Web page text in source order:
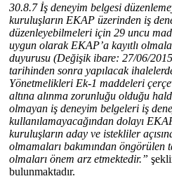
30.8.7 İş deneyim belgesi
kuruluşların EKAP üzerinden iş
düzenleyebilmeleri için 29 uncu
uygun olarak EKAP’a kayıtlı
duyurusu (Değişik ibare: 27/06/
tarihinden sonra yapılacak
Yönetmelikleri Ek-1 maddeleri
altına alınma zorunluğu olduğu
olmayan iş deneyim belgeleri iş
kullanılamayacağından dolayı
kuruluşların aday ve istekliler
olmamaları bakımından öngörülen
olmaları önem arz etmektedir.”
bulunmaktadır.